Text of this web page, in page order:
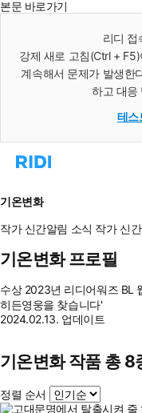
본문 바로가기
리디 접
강제 새로 고침(Ctrl +
계속해서 문제가 발생한
하고 대응
테스
리
으
로
이
동
기온변화
작가 신간알림 소식 작가 신
기온변화 프로필
수상 2023년 리디어워즈 BL
히든영웅을 찾습니다'
2024.02.13. 업데이트
기온변화 작품 총 8
정렬 순서